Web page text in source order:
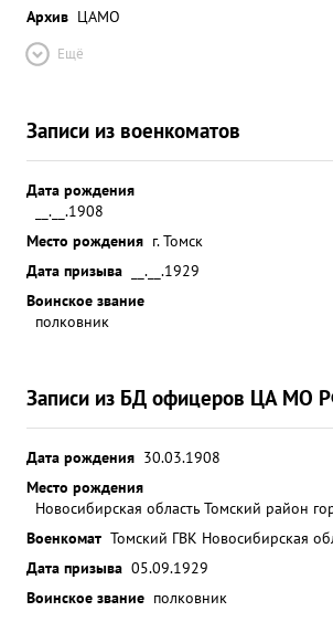
Архив ЦАМО
Ещё
Записи из военкоматов
Дата рождения
__.__.1908
Место рождения г. Томск
Дата призыва
__.__.1929
Воинское звание
полковник
Записи из БД офицеров ЦА МО
Дата рождения 30.03.1908
Место рождения
Новосибирская область Томский район
Военкомат Томский ГВК Новосибирская
Дата призыва 05.09.1929
Воинское звание полковник